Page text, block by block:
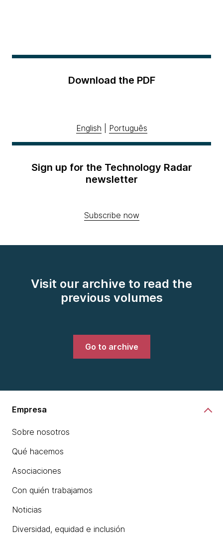
Download the PDF
English Português
Sign up for the Technology Radar
newsletter
Subscribe now
Visit our archive to read the
previous volumes
Go to archive
Empresa
Sobre nosotros
Qué hacemos
Asociaciones
Con quién trabajamos
Noticias
Diversidad, equidad e inclusión